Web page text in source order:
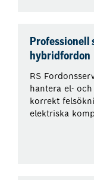
Professionell
hybridfordon
RS
hantera el-
korrekt
elektriska